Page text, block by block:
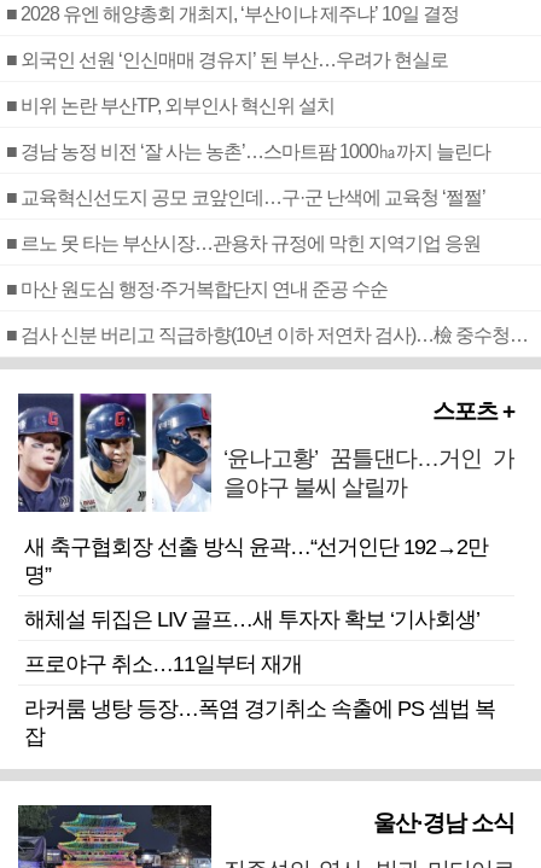
■ 2028 유엔 해양총회 개최지, ‘부산이냐 제주냐’ 10일 결정
■ 외국인 선원 ‘인신매매 경유지’ 된 부산…우려가 현실로
■ 비위 논란 부산TP, 외부인사 혁신위 설치
■ 경남 농정 비전 ‘잘 사는 농촌’…스마트팜 1000㏊까지 늘린다
■ 교육혁신선도지 공모 코앞인데…구·군 난색에 교육청 ‘쩔쩔’
■ 르노 못 타는 부산시장…관용차 규정에 막힌 지역기업 응원
■ 마산 원도심 행정·주거복합단지 연내 준공 수순
■ 검사 신분 버리고 직급하향(10년 이하 저연차 검사)…檢 중수청행 기피
스포츠 +
‘윤나고황’ 꿈틀댄다…거인 가
을야구 불씨 살릴까
새 축구협회장 선출 방식 윤곽…“선거인단 192→2만
명”
해체설 뒤집은 LIV 골프…새 투자자 확보 ‘기사회생’
프로야구 취소…11일부터 재개
라커룸 냉탕 등장…폭염 경기취소 속출에 PS 셈법 복
잡
울산·경남 소식